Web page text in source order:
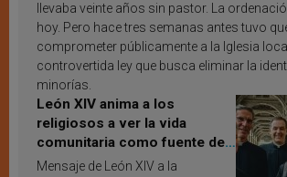
llevaba veinte años sin pastor. La
hoy. Pero hace tres semanas antes tuvo
comprometer públicamente a la Iglesia
controvertida ley que busca eliminar la
minorías.
León XIV anima a los
religiosos a ver la vida
comunitaria como fuente de
inspiración y santificación
Mensaje de León XIV a la